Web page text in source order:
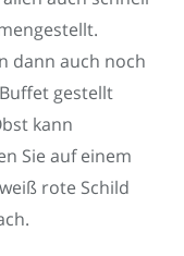
dann auch noch
gestellt
kann
Sie auf einem
rote Schild